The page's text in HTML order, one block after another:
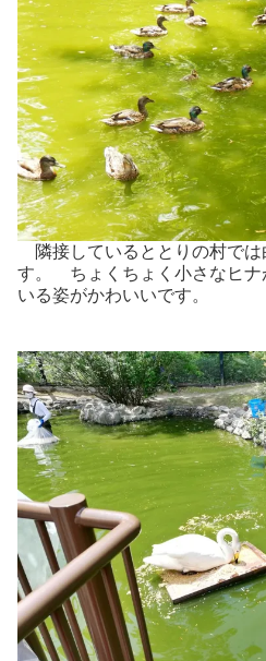
隣接しているととりの村では
す。 ちょくちょく小さなヒナ
いる姿がかわいいです。